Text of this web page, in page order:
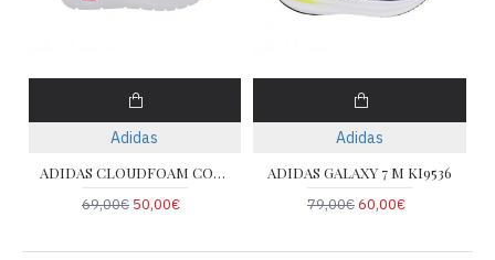
Adidas
ADIDAS CLOUDFOAM COMFY IH6132
69,00€ 50,00€
Adidas
ADIDAS GALAXY 7 M KI9536
79,00€60,00€